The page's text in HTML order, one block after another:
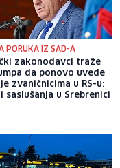
PORUKA IZ SAD-A
zakonodavci traže
da ponovo uvede
zvaničnicima u RS-u:
saslušanja u Srebrenici